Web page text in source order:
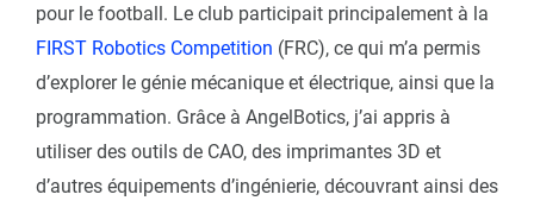
pour le football. Le club participait principalement à la
FIRST Robotics Competition (FRC), ce qui m’a permis
d’explorer le génie mécanique et électrique, ainsi que la
programmation. Grâce à AngelBotics, j’ai appris à
utiliser des outils de CAO, des imprimantes 3D et
d’autres équipements d’ingénierie, découvrant ainsi des